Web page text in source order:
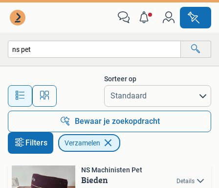
Alle afstanden…
Sorteer op
Bewaar je zoekopdracht
Filters Verzamelen
NS Machinisten Pet
Bieden Details